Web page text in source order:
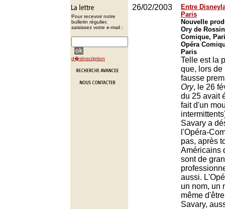
Pour recevoir notre
bulletin régulier,
saisissez votre e-mail :
d�sinscription
26/02/2003
Entre
Paris
Nouvelle
Ory de
Comique,
Opéra
Paris
Telle est la
que, lors de
fausse
Ory, le 26
du 25 avait
fait d'un
Savary a
l'Opéra-
pas, après
Américains
sont de
aussi.
un nom, un
même
Savary,